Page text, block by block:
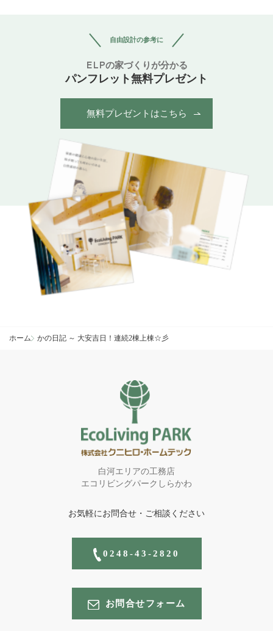
自由設計の参考に
ELPの家づくりが分かる
パンフレット無料プレゼント
無料プレゼントはこちら
ホーム かの日記 ～ 大安吉日！連続2棟上棟☆彡
白河エリアの工務店
エコリビングパークしらかわ
お気軽にお問合せ・ご相談ください
0248-43-2820
お問合せフォーム